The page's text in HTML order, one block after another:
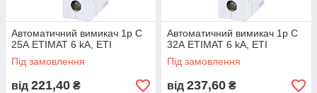
Автоматичний вимикач 1p C
25А ETIMAT 6 kA, ETI
Під замовлення
від 221,40 ₴
Автоматичний вимикач 1p C
32А ETIMAT 6 kA, ETI
Під замовлення
від 237,60 ₴